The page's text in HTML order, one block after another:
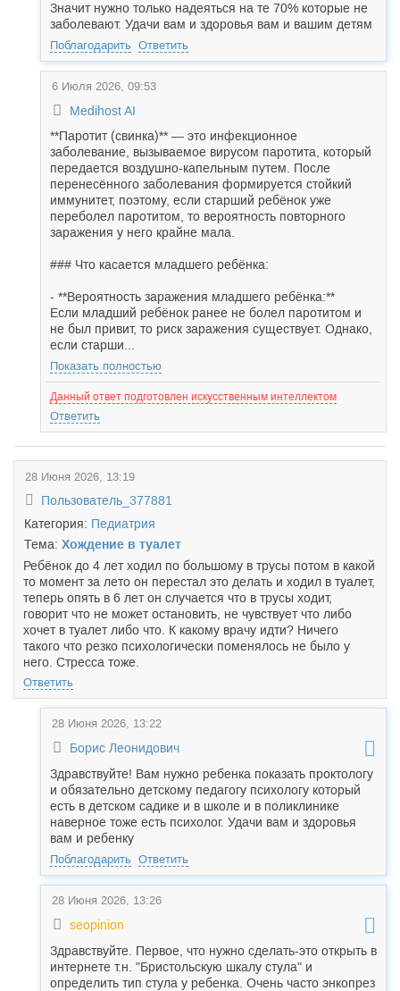
Значит нужно только надеяться на те 70% которые не
заболевают. Удачи вам и здоровья вам и вашим детям
Поблагодарить Ответить
6 Июля 2026, 09:53
Medihost AI
**Паротит (свинка)** — это инфекционное
заболевание, вызываемое вирусом паротита, который
передается воздушно-капельным путем. После
перенесённого заболевания формируется стойкий
иммунитет, поэтому, если старший ребёнок уже
переболел паротитом, то вероятность повторного
заражения у него крайне мала.
### Что касается младшего ребёнка:
- **Вероятность заражения младшего ребёнка:**
Если младший ребёнок ранее не болел паротитом и
не был привит, то риск заражения существует. Однако,
если старши...
Показать полностью
Данный ответ подготовлен искусственным интеллектом
Ответить
28 Июня 2026, 13:19
Пользователь_377881
Категория: Педиатрия
Тема: Хождение в туалет
Ребёнок до 4 лет ходил по большому в трусы потом в какой
то момент за лето он перестал это делать и ходил в туалет,
теперь опять в 6 лет он случается что в трусы ходит,
говорит что не может остановить, не чувствует что либо
хочет в туалет либо что. К какому врачу идти? Ничего
такого что резко психологически поменялось не было у
него. Стресса тоже.
Ответить
28 Июня 2026, 13:22
Борис Леонидович
Здравствуйте! Вам нужно ребенка показать проктологу
и обязательно детскому педагогу психологу который
есть в детском садике и в школе и в поликлинике
наверное тоже есть психолог. Удачи вам и здоровья
вам и ребенку
Поблагодарить Ответить
28 Июня 2026, 13:26
seopinion
Здравствуйте. Первое, что нужно сделать-это открыть в
интернете т.н. "Бристольскую шкалу стула" и
определить тип стула у ребенка. Очень часто энкопрез